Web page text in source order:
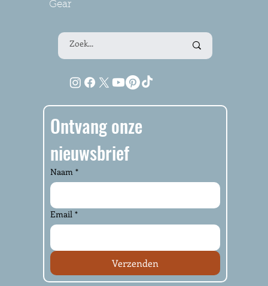
Gear
Ontvang onze
nieuwsbrief
Naam *
Email *
Verzenden